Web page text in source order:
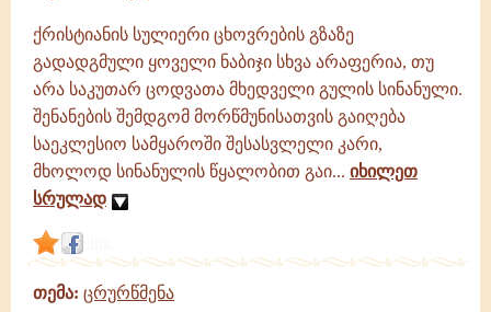
ქრისტიანის სულიერი ცხოვრების გზაზე
გადადგმული ყოველი ნაბიჯი სხვა არაფერია, თუ
არა საკუთარ ცოდვათა მხედველი გულის სინანული.
შენანების შემდგომ მორწმუნისათვის გაიღება
საეკლესიო სამყაროში შესასვლელი კარი,
მხოლოდ სინანულის წყალობით გაი... იხილეთ
სრულად
თემა: ცრურწმენა